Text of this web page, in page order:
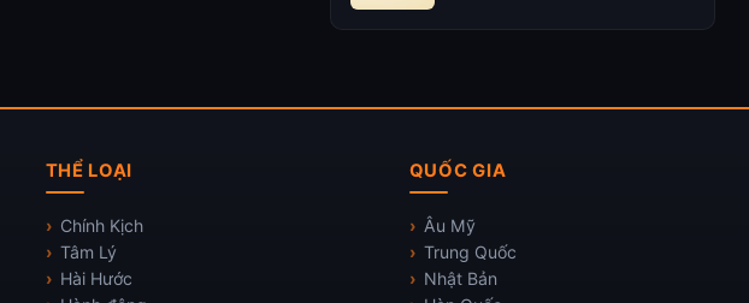
THỂ LOẠI
Chính Kịch
Tâm Lý
Hài Hước
QUỐC GIA
Âu Mỹ
Trung Quốc
Nhật Bản